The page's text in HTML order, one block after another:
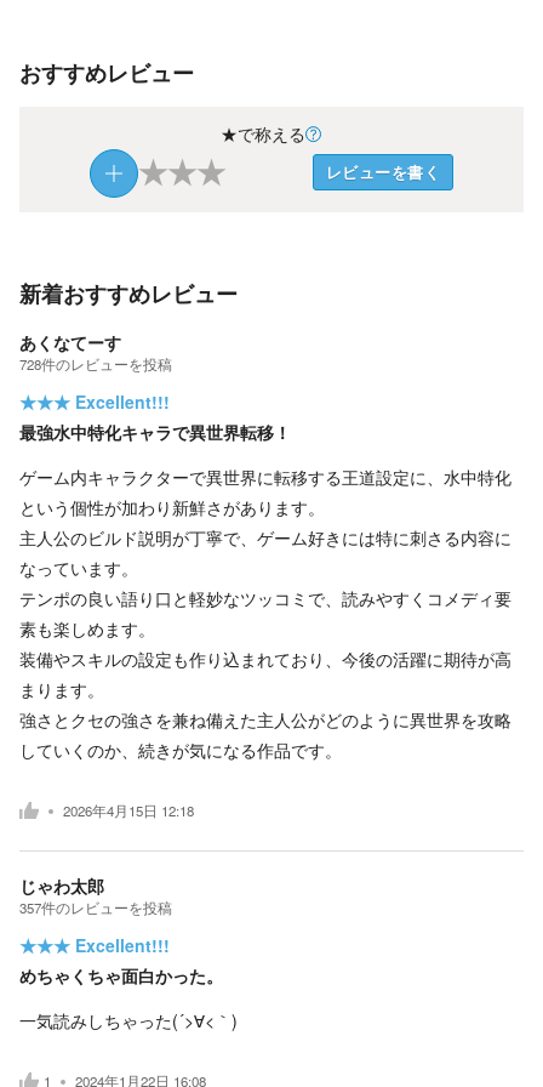
おすすめレビュー
★で称える
★★★ レビューを書く
新着おすすめレビュー
あくなてーす
728件のレビューを投稿
★★★ Excellent!!!
最強水中特化キャラで異世界転移！
ゲーム内キャラクターで異世界に転移する王道設定に、水中特化
という個性が加わり新鮮さがあります。
主人公のビルド説明が丁寧で、ゲーム好きには特に刺さる内容に
なっています。
テンポの良い語り口と軽妙なツッコミで、読みやすくコメディ要
素も楽しめます。
装備やスキルの設定も作り込まれており、今後の活躍に期待が高
まります。
強さとクセの強さを兼ね備えた主人公がどのように異世界を攻略
していくのか、続きが気になる作品です。
2026年4月15日 12:18
じゃわ太郎
357件のレビューを投稿
★★★ Excellent!!!
めちゃくちゃ面白かった。
一気読みしちゃった(´>∀<｀)ゝ
1 2024年1月22日 16:08